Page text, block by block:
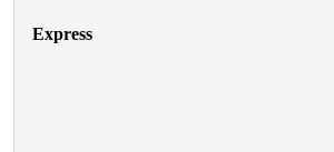
Express